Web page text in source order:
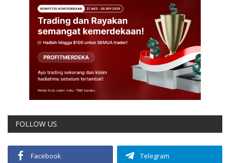
FOLLOW US
Facebook Telegram